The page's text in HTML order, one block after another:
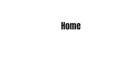
Home